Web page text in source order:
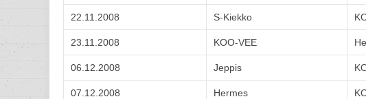
22.11.2008 S-Kiekko
23.11.2008 KOO-VEE
06.12.2008 Jeppis
07.12.2008 Hermes